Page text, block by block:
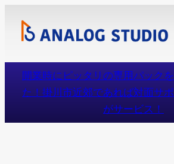
ス
開業時にピッタリの専用パック
た！掛川市近郊であれば対面サ
がサービス！